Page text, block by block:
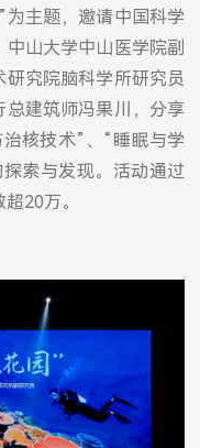
为主题，邀请中国科学
山大学中山医学院副
究院脑科学所研究员
总建筑师冯果川，分享
核技术”、“睡眠与学
索与发现。活动通过
20万。